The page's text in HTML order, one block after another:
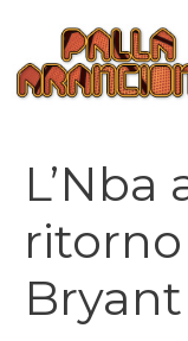
contenuto
Bryant